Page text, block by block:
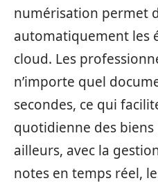
numérisation permet
automatiquement les
cloud. Les
n’importe quel
secondes, ce qui
quotidienne des
ailleurs, avec la
notes en temps réel,